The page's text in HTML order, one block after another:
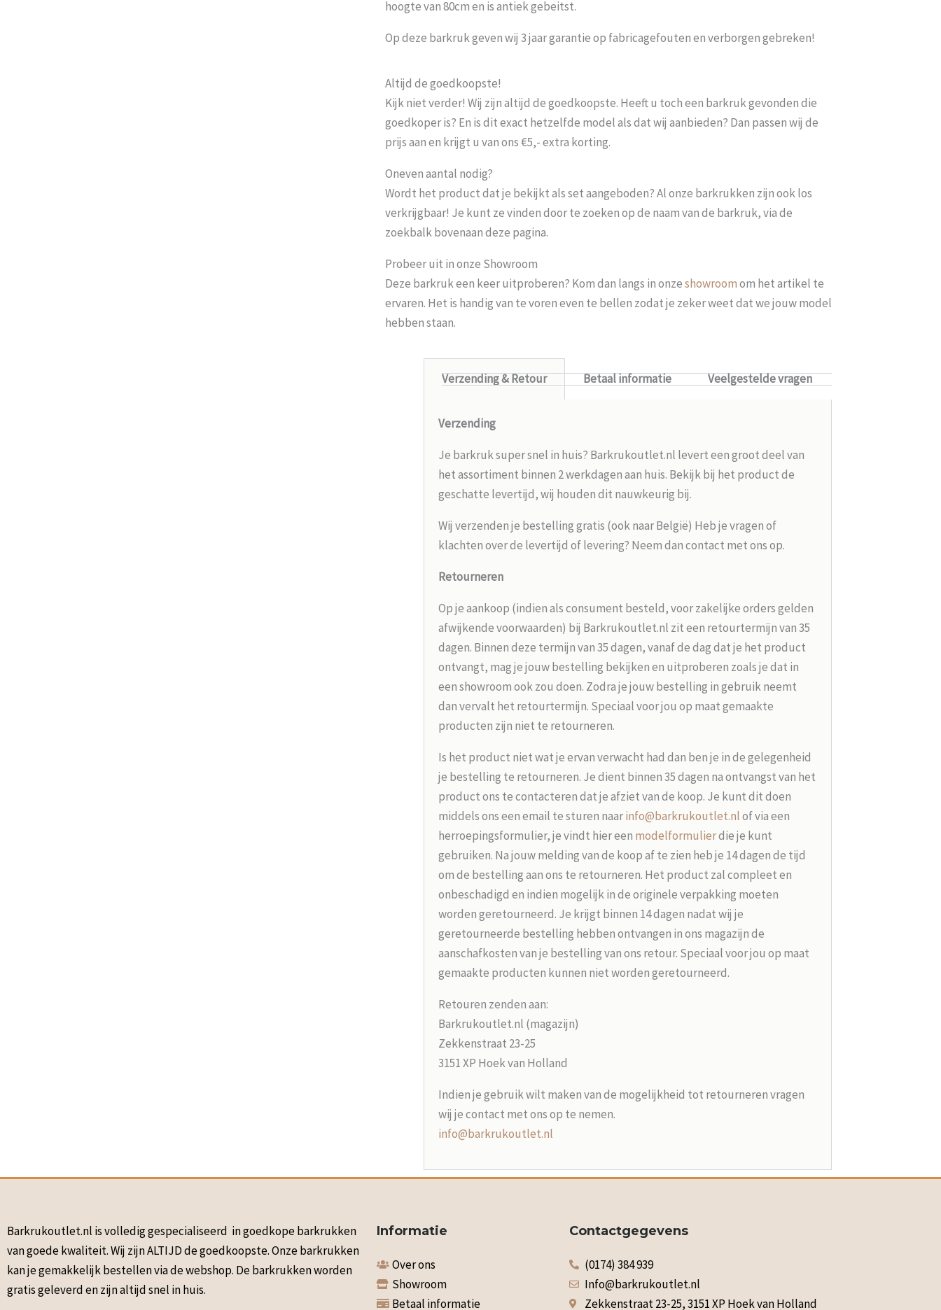
hoogte van 80cm en is antiek gebeitst.
Op deze barkruk geven wij 3 jaar garantie op fabricagefouten en verborgen gebreken!
Altijd de goedkoopste!
Kijk niet verder! Wij zijn altijd de goedkoopste. Heeft u toch een barkruk gevonden die
goedkoper is? En is dit exact hetzelfde model als dat wij aanbieden? Dan passen wij de
prijs aan en krijgt u van ons €5,- extra korting.
Oneven aantal nodig?
Wordt het product dat je bekijkt als set aangeboden? Al onze barkrukken zijn ook los
verkrijgbaar! Je kunt ze vinden door te zoeken op de naam van de barkruk, via de
zoekbalk bovenaan deze pagina.
Probeer uit in onze Showroom
Deze barkruk een keer uitproberen? Kom dan langs in onzeshowroomom het artikel te
ervaren. Het is handig van te voren even te bellen zodat je zeker weet dat we jouw model
hebben staan.
Verzending & Retour Betaal informatie Veelgestelde vragen
Verzending
Je barkruk super snel in huis? Barkrukoutlet.nl levert een groot deel van
het assortiment binnen 2 werkdagen aan huis. Bekijk bij het product de
geschatte levertijd, wij houden dit nauwkeurig bij.
Wij verzenden je bestelling gratis (ook naar België) Heb je vragen of
klachten over de levertijd of levering? Neem dan contact met ons op.
Retourneren
Op je aankoop (indien als consument besteld, voor zakelijke orders gelden
afwijkende voorwaarden) bij Barkrukoutlet.nl zit een retourtermijn van 35
dagen. Binnen deze termijn van 35 dagen, vanaf de dag dat je het product
ontvangt, mag je jouw bestelling bekijken en uitproberen zoals je dat in
een showroom ook zou doen. Zodra je jouw bestelling in gebruik neemt
dan vervalt het retourtermijn. Speciaal voor jou op maat gemaakte
producten zijn niet te retourneren.
Is het product niet wat je ervan verwacht had dan ben je in de gelegenheid
je bestelling te retourneren. Je dient binnen 35 dagen na ontvangst van het
product ons te contacteren dat je afziet van de koop. Je kunt dit doen
middels ons een email te sturen naarinfo@barkrukoutlet.nlof via een
herroepingsformulier, je vindt hier een modelformulierdie je kunt
gebruiken. Na jouw melding van de koop af te zien heb je 14 dagen de tijd
om de bestelling aan ons te retourneren. Het product zal compleet en
onbeschadigd en indien mogelijk in de originele verpakking moeten
worden geretourneerd. Je krijgt binnen 14 dagen nadat wij je
geretourneerde bestelling hebben ontvangen in ons magazijn de
aanschafkosten van je bestelling van ons retour. Speciaal voor jou op maat
gemaakte producten kunnen niet worden geretourneerd.
Retouren zenden aan:
Barkrukoutlet.nl (magazijn)
Zekkenstraat 23-25
3151 XP Hoek van Holland
Indien je gebruik wilt maken van de mogelijkheid tot retourneren vragen
wij je contact met ons op te nemen.
info@barkrukoutlet.nl
Barkrukoutlet.nl is volledig gespecialiseerd in goedkope barkrukken
van goede kwaliteit. Wij zijn ALTIJD de goedkoopste. Onze barkrukken
kan je gemakkelijk bestellen via de webshop. De barkrukken worden
gratis geleverd en zijn altijd snel in huis.
Informatie
Over ons
Showroom
Betaal informatie
Contactgegevens
(0174) 384 939
Info@barkrukoutlet.nl
Zekkenstraat 23-25, 3151 XP Hoek van Holland